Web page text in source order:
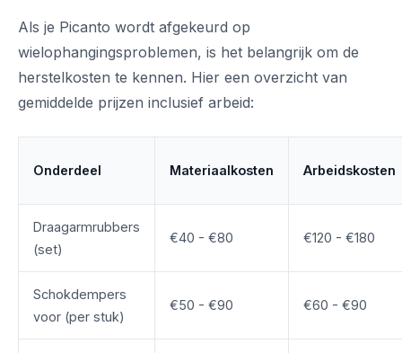
Als je Picanto wordt afgekeurd op
wielophangingsproblemen, is het belangrijk om de
herstelkosten te kennen. Hier een overzicht van
gemiddelde prijzen inclusief arbeid:
Onderdeel Materiaalkosten Arbeidskosten
Draagarmrubbers
(set)
€40 - €80 €120 - €180
Schokdempers
voor (per stuk)
€50 - €90 €60 - €90